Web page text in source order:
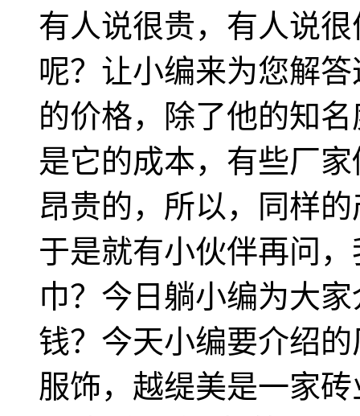
有人说很贵，有人说
呢？让小编来为您解
的价格，除了他的知
是它的成本，有些厂
昂贵的，所以，同样
于是就有小伙伴再问
巾？今日躺小编为大
钱？今天小编要介绍
服饰，越缇美是一家